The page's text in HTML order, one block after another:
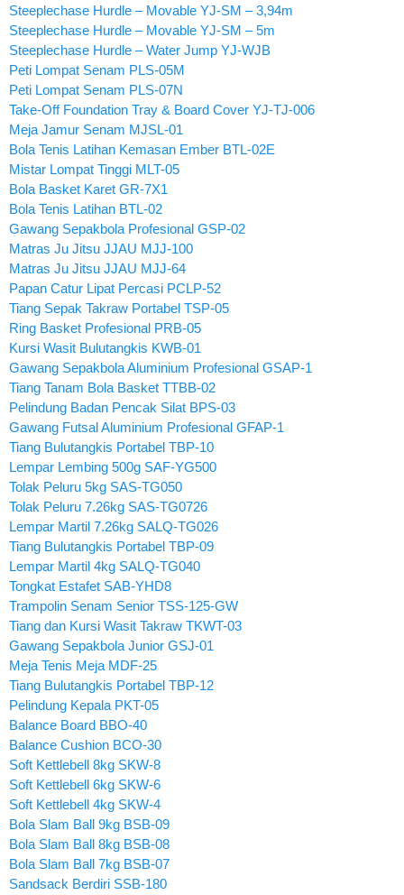
Steeplechase Hurdle – Movable YJ-SM – 3,94m
Steeplechase Hurdle – Movable YJ-SM – 5m
Steeplechase Hurdle – Water Jump YJ-WJB
Peti Lompat Senam PLS-05M
Peti Lompat Senam PLS-07N
Take-Off Foundation Tray & Board Cover YJ-TJ-006
Meja Jamur Senam MJSL-01
Bola Tenis Latihan Kemasan Ember BTL-02E
Mistar Lompat Tinggi MLT-05
Bola Basket Karet GR-7X1
Bola Tenis Latihan BTL-02
Gawang Sepakbola Profesional GSP-02
Matras Ju Jitsu JJAU MJJ-100
Matras Ju Jitsu JJAU MJJ-64
Papan Catur Lipat Percasi PCLP-52
Tiang Sepak Takraw Portabel TSP-05
Ring Basket Profesional PRB-05
Kursi Wasit Bulutangkis KWB-01
Gawang Sepakbola Aluminium Profesional GSAP-1
Tiang Tanam Bola Basket TTBB-02
Pelindung Badan Pencak Silat BPS-03
Gawang Futsal Aluminium Profesional GFAP-1
Tiang Bulutangkis Portabel TBP-10
Lempar Lembing 500g SAF-YG500
Tolak Peluru 5kg SAS-TG050
Tolak Peluru 7.26kg SAS-TG0726
Lempar Martil 7.26kg SALQ-TG026
Tiang Bulutangkis Portabel TBP-09
Lempar Martil 4kg SALQ-TG040
Tongkat Estafet SAB-YHD8
Trampolin Senam Senior TSS-125-GW
Tiang dan Kursi Wasit Takraw TKWT-03
Gawang Sepakbola Junior GSJ-01
Meja Tenis Meja MDF-25
Tiang Bulutangkis Portabel TBP-12
Pelindung Kepala PKT-05
Balance Board BBO-40
Balance Cushion BCO-30
Soft Kettlebell 8kg SKW-8
Soft Kettlebell 6kg SKW-6
Soft Kettlebell 4kg SKW-4
Bola Slam Ball 9kg BSB-09
Bola Slam Ball 8kg BSB-08
Bola Slam Ball 7kg BSB-07
Sandsack Berdiri SSB-180